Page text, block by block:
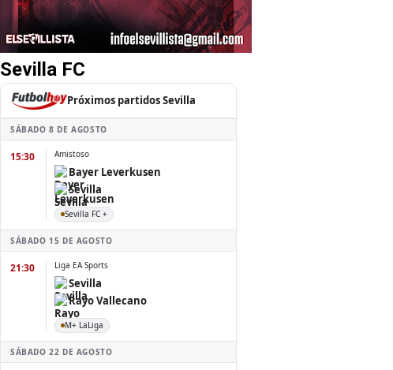
Sevilla FC